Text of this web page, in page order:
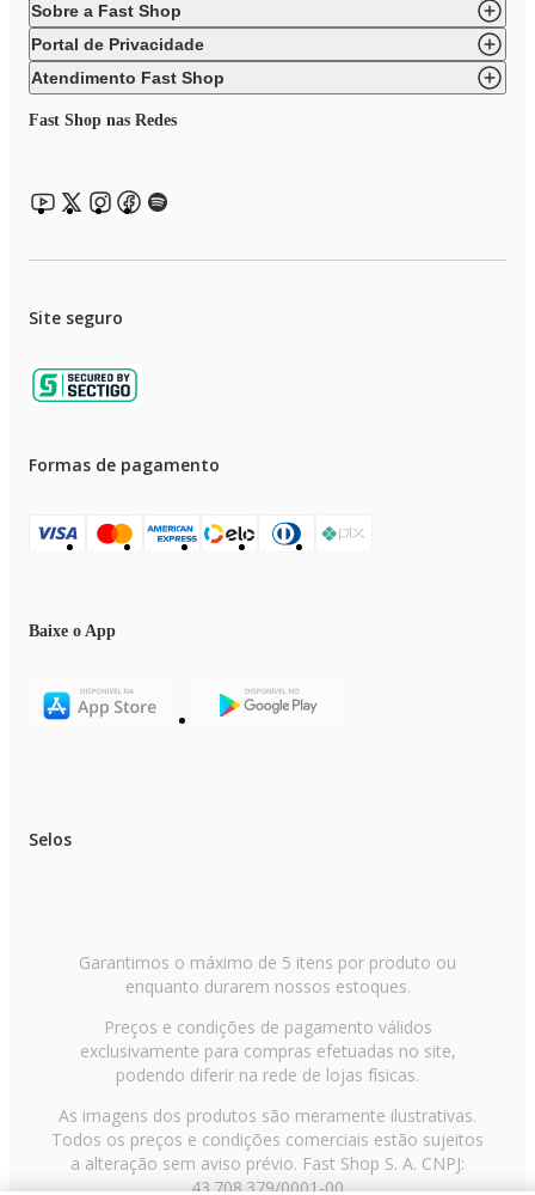
Sobre a Fast Shop
Portal de Privacidade
Atendimento Fast Shop
Fast Shop nas Redes
Site seguro
Formas de pagamento
Baixe o App
Selos
Garantimos o máximo de 5 itens por produto ou
enquanto durarem nossos estoques.
Preços e condições de pagamento válidos
exclusivamente para compras efetuadas no site,
podendo diferir na rede de lojas físicas.
As imagens dos produtos são meramente ilustrativas.
Todos os preços e condições comerciais estão sujeitos
a alteração sem aviso prévio. Fast Shop S. A. CNPJ:
43.708.379/0001-00